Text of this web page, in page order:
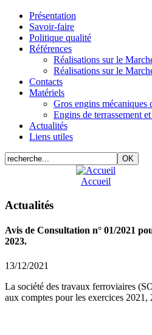
Présentation
Savoir-faire
Politique qualité
Références
Réalisations sur le
Réalisations sur le
Contacts
Matériels
Gros engins mécaniques
Engins de terrassement
Actualités
Liens utiles
Accueil
Actualités
Avis de Consultation n° 01/2021
2023.
13/12/2021
La société des travaux ferroviaires
aux comptes pour les exercices 2021,